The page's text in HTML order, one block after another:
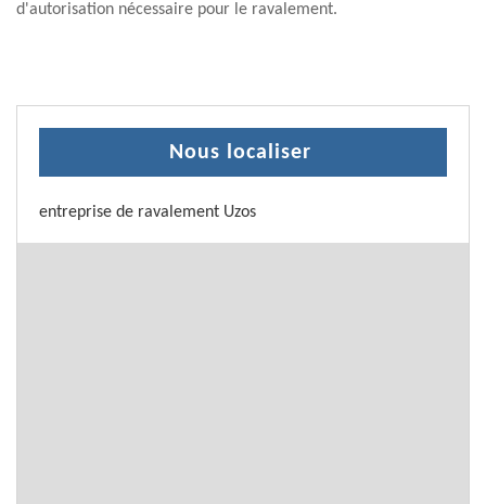
d'autorisation nécessaire pour le ravalement.
Nous localiser
entreprise de ravalement Uzos